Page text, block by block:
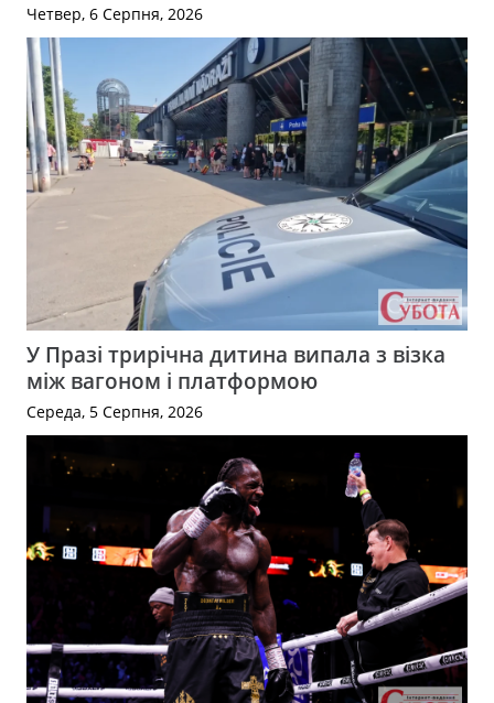
Четвер, 6 Серпня, 2026
У Празі трирічна дитина випала з візка
між вагоном і платформою
Середа, 5 Серпня, 2026